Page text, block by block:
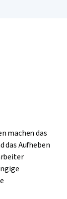
machen das
das Aufheben